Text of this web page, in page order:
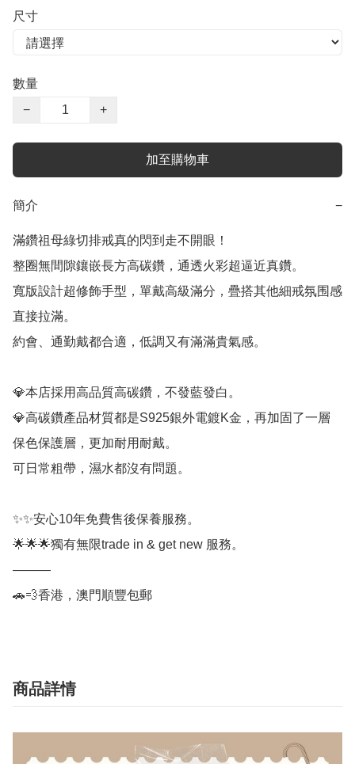
尺寸
數量
−
+
加至購物車
簡介 −
滿鑽祖母綠切排戒真的閃到走不開眼！
整圈無間隙鑲嵌長方高碳鑽，通透火彩超逼近真鑽。
寬版設計超修飾手型，單戴高級滿分，疊搭其他細戒氛围感
直接拉滿。
約會、通勤戴都合適，低調又有滿滿貴氣感。
💎本店採用高品質高碳鑽，不發藍發白。
💎高碳鑽產品材質都是S925銀外電鍍K金，再加固了一層
保色保護層，更加耐用耐戴。
可日常粗帶，濕水都沒有問題。
✨✨安心10年免費售後保養服務。
🌟🌟🌟獨有無限trade in & get new 服務。
———
🚗💨香港，澳門順豐包郵
商品詳情